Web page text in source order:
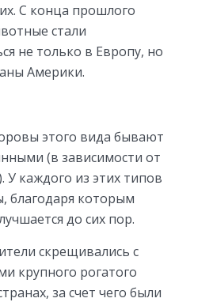
С конца прошлого
стали
не только в Европу, но
Америки.
этого вида бывают
(в зависимости от
У каждого из этих типов
благодаря которым
до сих пор.
скрещивались с
крупного рогатого
за счет чего были